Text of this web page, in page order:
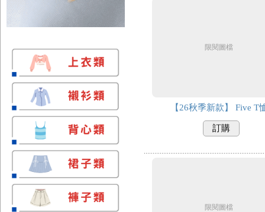
限閱圖檔
【26秋季新款】 Five T
訂購
限閱圖檔